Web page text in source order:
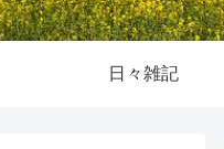
日々雑記